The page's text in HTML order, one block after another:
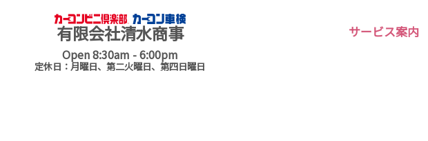
有限会社清水商事
Open 8:30am - 6:00pm
定休日：月曜日、第二火曜日、第四日曜日
サービス案内